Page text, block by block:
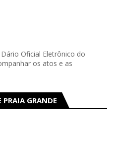
Oficial Eletrônico do
os atos e as
PRAIA GRANDE